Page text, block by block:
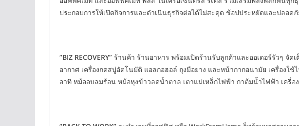
ประกอบการให้เปิดกิจการและดำเนินธุรกิจต่อได้ไม่สะดุด ช้อปประหยัดและปลอ
“BIZ RECOVERY” ร้านค้า ร้านอาหาร พร้อมเปิดร้านรับลูกค้าและออเดอร์รัวๆ จั
อากาศ เครื่องกดสบู่อัตโนมัติ แอลกอฮอล์ ถุงมือยาง และหน้ากากอนามัย เครื่องใ
อาทิ หม้ออบลมร้อน หม้อหุงข้าวลดน้ำตาล เตาแม่เหล็กไฟฟ้า กาต้มน้ำไฟฟ้า เครื่